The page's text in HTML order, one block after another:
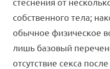
собственного тела;
обычное физическое
лишь базовый
отсутствие секса